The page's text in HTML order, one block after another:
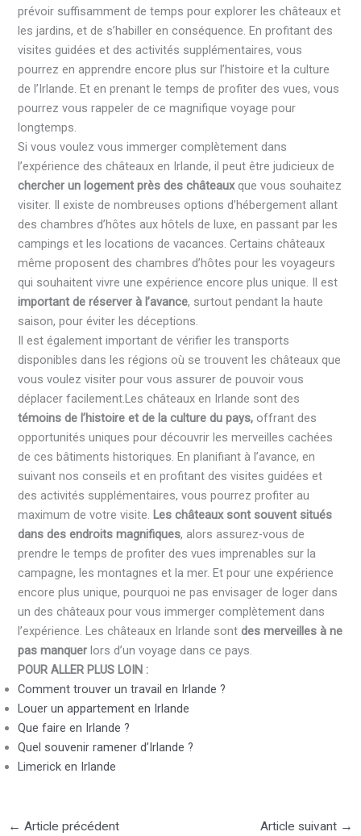
prévoir suffisamment de temps pour explorer les châteaux et
les jardins, et de s’habiller en conséquence. En profitant des
visites guidées et des activités supplémentaires, vous
pourrez en apprendre encore plus sur l’histoire et la culture
de l’Irlande. Et en prenant le temps de profiter des vues, vous
pourrez vous rappeler de ce magnifique voyage pour
longtemps.
Si vous voulez vous immerger complètement dans
l’expérience des châteaux en Irlande, il peut être judicieux de
chercher un logement près des châteauxque vous souhaitez
visiter. Il existe de nombreuses options d’hébergement allant
des chambres d’hôtes aux hôtels de luxe, en passant par les
campings et les locations de vacances. Certains châteaux
même proposent des chambres d’hôtes pour les voyageurs
qui souhaitent vivre une expérience encore plus unique. Il est
important de réserver à l’avance, surtout pendant la haute
saison, pour éviter les déceptions.
Il est également important de vérifier les transports
disponibles dans les régions où se trouvent les châteaux que
vous voulez visiter pour vous assurer de pouvoir vous
déplacer facilement.Les châteaux en Irlande sont des
témoins de l’histoire et de la culture du pays, offrant des
opportunités uniques pour découvrir les merveilles cachées
de ces bâtiments historiques. En planifiant à l’avance, en
suivant nos conseils et en profitant des visites guidées et
des activités supplémentaires, vous pourrez profiter au
maximum de votre visite. Les châteaux sont souvent situés
dans des endroits magnifiques, alors assurez-vous de
prendre le temps de profiter des vues imprenables sur la
campagne, les montagnes et la mer. Et pour une expérience
encore plus unique, pourquoi ne pas envisager de loger dans
un des châteaux pour vous immerger complètement dans
l’expérience. Les châteaux en Irlande sontdes merveilles à ne
pas manquerlors d’un voyage dans ce pays.
POUR ALLER PLUS LOIN :
Comment trouver un travail en Irlande ?
Louer un appartement en Irlande
Que faire en Irlande ?
Quel souvenir ramener d’Irlande ?
Limerick en Irlande
← Article précédent Article suivant →